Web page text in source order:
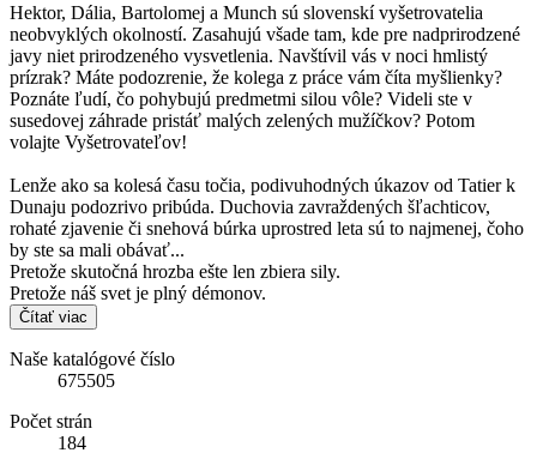
Hektor, Dália, Bartolomej a Munch sú slovenskí vyšetrovatelia
neobvyklých okolností. Zasahujú všade tam, kde pre nadprirodzené
javy niet prirodzeného vysvetlenia. Navštívil vás v noci hmlistý
prízrak? Máte podozrenie, že kolega z práce vám číta myšlienky?
Poznáte ľudí, čo pohybujú predmetmi silou vôle? Videli ste v
susedovej záhrade pristáť malých zelených mužíčkov? Potom
volajte Vyšetrovateľov!
Lenže ako sa kolesá času točia, podivuhodných úkazov od Tatier k
Dunaju podozrivo pribúda. Duchovia zavraždených šľachticov,
rohaté zjavenie či snehová búrka uprostred leta sú to najmenej, čoho
by ste sa mali obávať...
Pretože skutočná hrozba ešte len zbiera sily.
Pretože náš svet je plný démonov.
Čítať viac
Naše katalógové číslo
675505
Počet strán
184